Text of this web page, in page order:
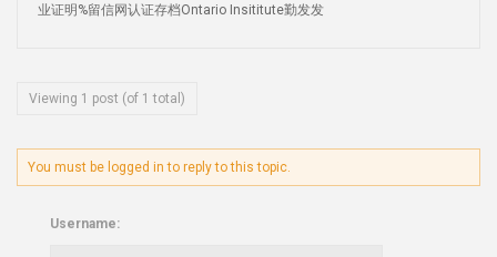
业证明%留信网认证存档Ontario Insititute勤发发
Viewing 1 post (of 1 total)
You must be logged in to reply to this topic.
Username: